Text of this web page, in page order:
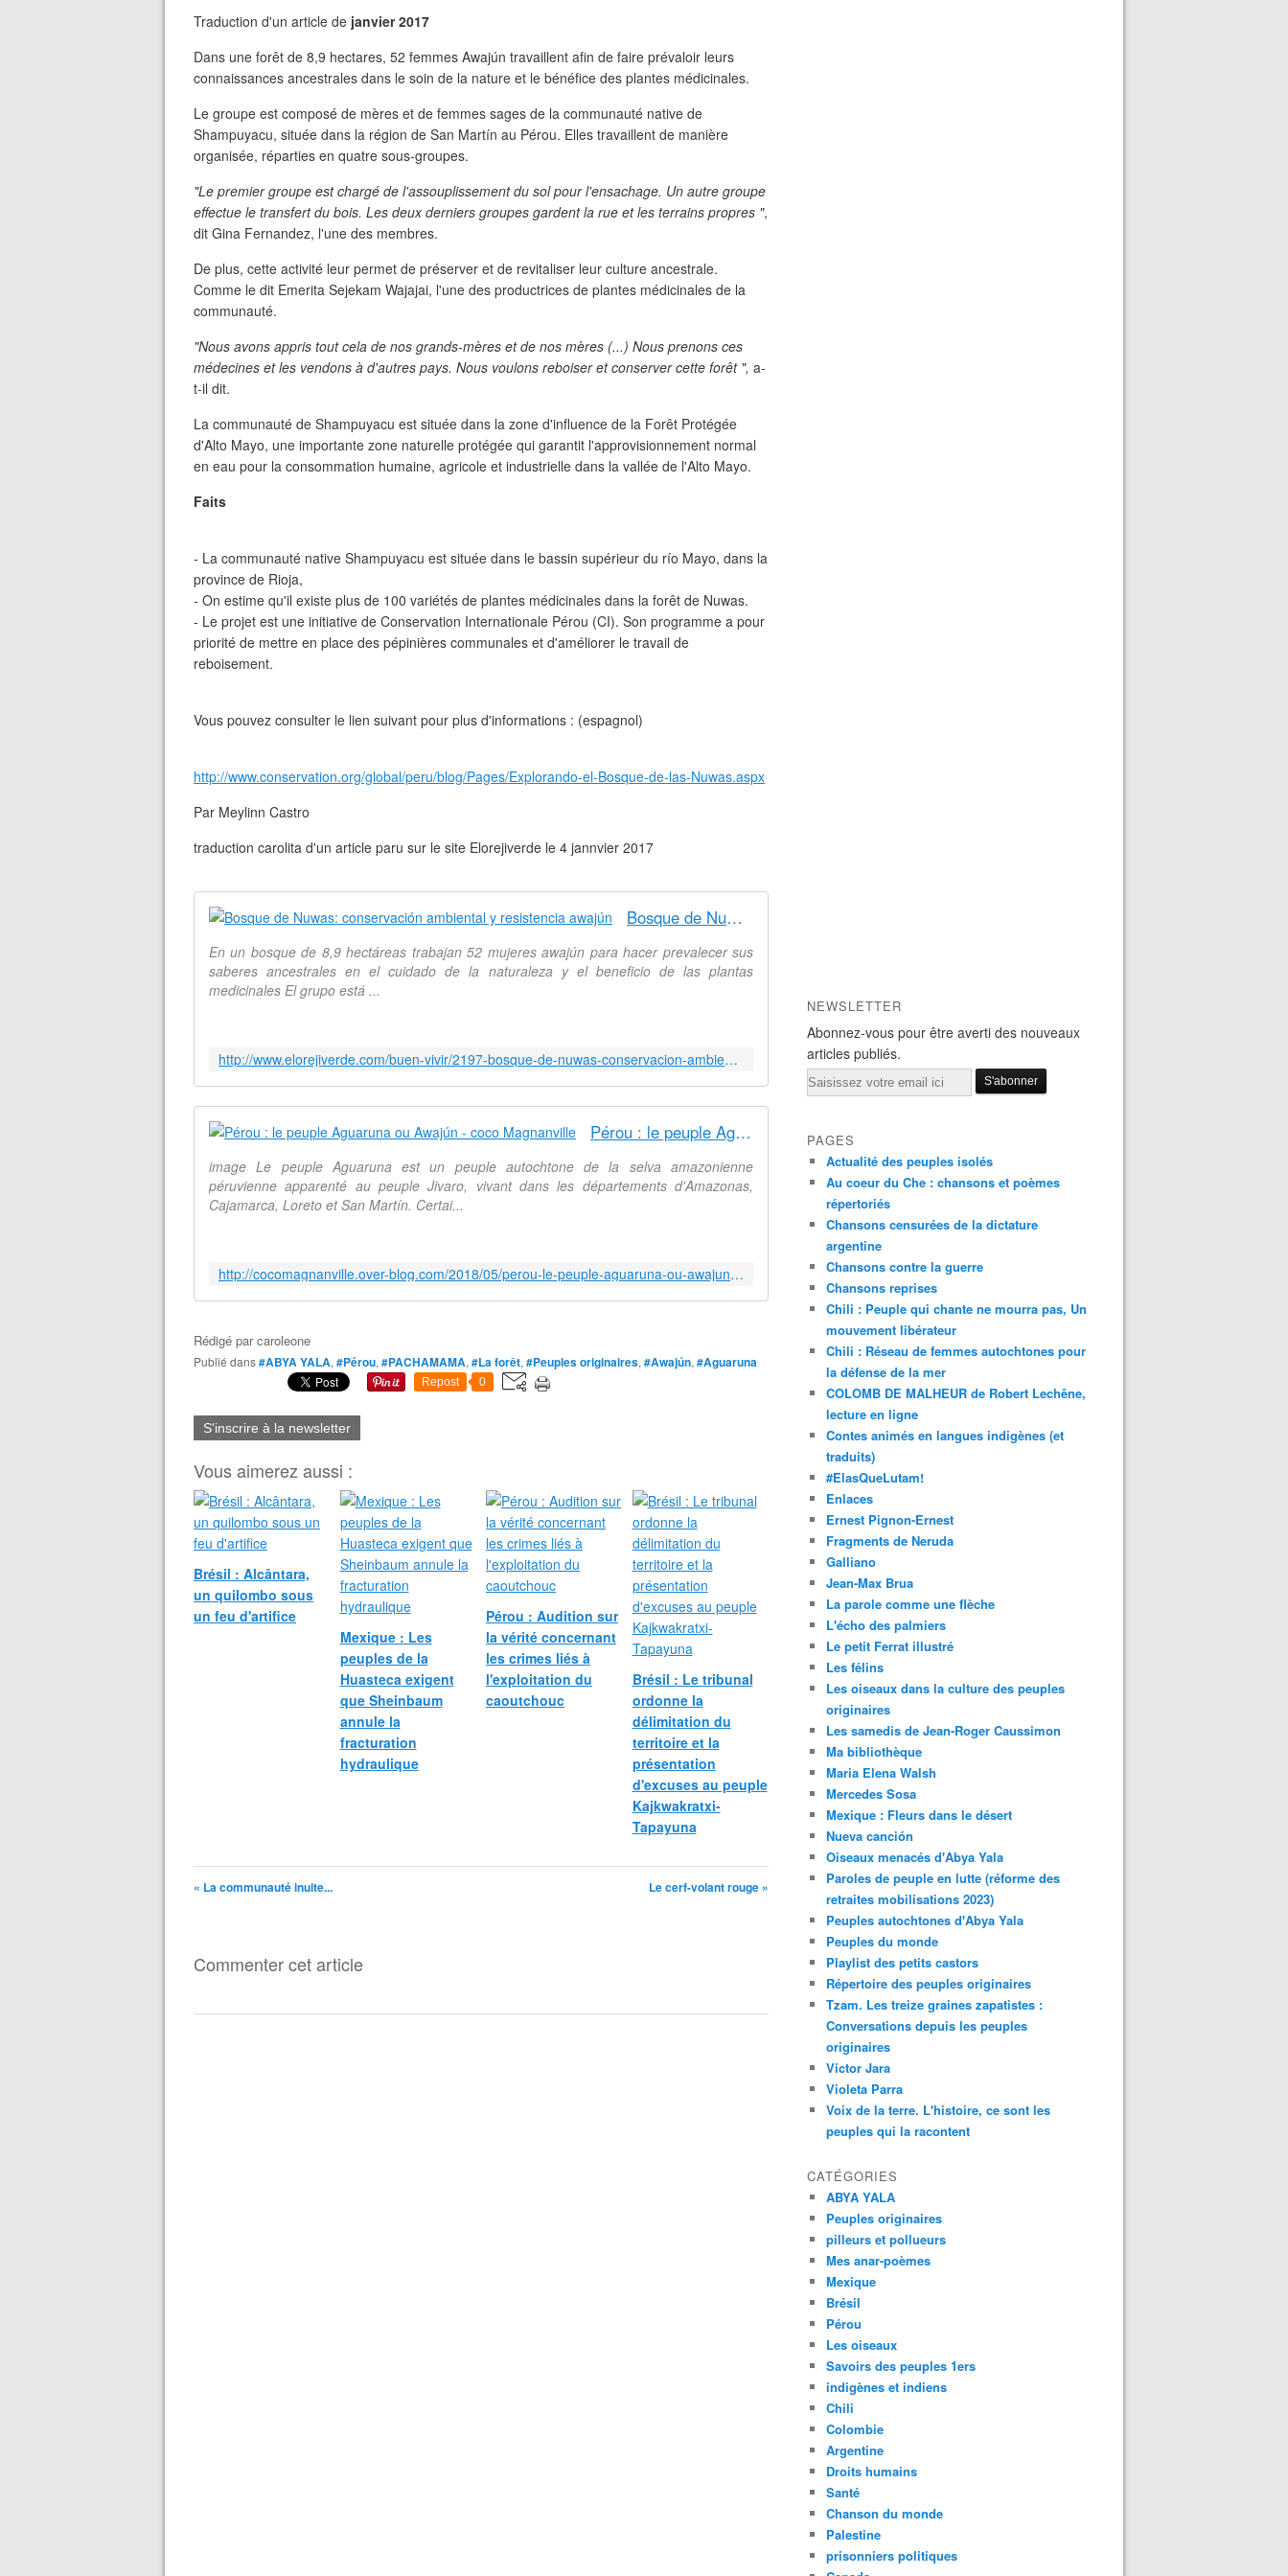
Traduction d'un article de janvier 2017
Dans une forêt de 8,9 hectares, 52 femmes Awajún travaillent afin de faire prévaloir leurs
connaissances ancestrales dans le soin de la nature et le bénéfice des plantes médicinales.
Le groupe est composé de mères et de femmes sages de la communauté native de
Shampuyacu, située dans la région de San Martín au Pérou. Elles travaillent de manière
organisée, réparties en quatre sous-groupes.
"Le premier groupe est chargé de l'assouplissement du sol pour l'ensachage. Un autre groupe
effectue le transfert du bois. Les deux derniers groupes gardent la rue et les terrains propres ",
dit Gina Fernandez, l'une des membres.
De plus, cette activité leur permet de préserver et de revitaliser leur culture ancestrale.
Comme le dit Emerita Sejekam Wajajai, l'une des productrices de plantes médicinales de la
communauté.
"Nous avons appris tout cela de nos grands-mères et de nos mères (...) Nous prenons ces
médecines et les vendons à d'autres pays. Nous voulons reboiser et conserver cette forêt ", a-
t-il dit.
La communauté de Shampuyacu est située dans la zone d'influence de la Forêt Protégée
d'Alto Mayo, une importante zone naturelle protégée qui garantit l'approvisionnement normal
en eau pour la consommation humaine, agricole et industrielle dans la vallée de l'Alto Mayo.
Faits
- La communauté native Shampuyacu est située dans le bassin supérieur du río Mayo, dans la
province de Rioja,
- On estime qu'il existe plus de 100 variétés de plantes médicinales dans la forêt de Nuwas.
- Le projet est une initiative de Conservation Internationale Pérou (CI). Son programme a pour
priorité de mettre en place des pépinières communales et d'améliorer le travail de
reboisement.
Vous pouvez consulter le lien suivant pour plus d'informations : (espagnol)
http://www.conservation.org/global/peru/blog/Pages/Explorando-el-Bosque-de-las-Nuwas.aspx
Par Meylinn Castro
traduction carolita d'un article paru sur le site Elorejiverde le 4 jannvier 2017
Bosque de Nuwas: conservación ambiental y resistencia awajún
En un bosque de 8,9 hectáreas trabajan 52 mujeres awajún para hacer prevalecer sus
saberes ancestrales en el cuidado de la naturaleza y el beneficio de las plantas
medicinales El grupo está ...
http://www.elorejiverde.com/buen-vivir/2197-bosque-de-nuwas-conservacion-ambiental-y-resistencia-awajun
Pérou : le peuple Aguaruna ou Awajún - coco Magnanville
image Le peuple Aguaruna est un peuple autochtone de la selva amazonienne
péruvienne apparenté au peuple Jivaro, vivant dans les départements d'Amazonas,
Cajamarca, Loreto et San Martín. Certai...
http://cocomagnanville.over-blog.com/2018/05/perou-le-peuple-aguaruna-ou-awajun.html
Rédigé parcaroleone
Publié dans#ABYA YALA, #Pérou, #PACHAMAMA, #La forêt, #Peuples originaires, #Awajún, #Aguaruna
Repost 0
S'inscrire à la newsletter
Vous aimerez aussi :
Brésil : Alcântara,
un quilombo sous
un feu d'artifice
Mexique : Les
peuples de la
Huasteca exigent
que Sheinbaum
annule la
fracturation
hydraulique
Pérou : Audition sur
la vérité concernant
les crimes liés à
l'exploitation du
caoutchouc
Brésil : Le tribunal
ordonne la
délimitation du
territoire et la
présentation
d'excuses au peuple
Kajkwakratxi-
Tapayuna
« La communauté inuite... Le cerf-volant rouge »
Commenter cet article
NEWSLETTER
Abonnez-vous pour être averti des nouveaux
articles publiés.
Email
PAGES
Actualité des peuples isolés
Au coeur du Che : chansons et poèmes
répertoriés
Chansons censurées de la dictature
argentine
Chansons contre la guerre
Chansons reprises
Chili : Peuple qui chante ne mourra pas, Un
mouvement libérateur
Chili : Réseau de femmes autochtones pour
la défense de la mer
COLOMB DE MALHEUR de Robert Lechêne,
lecture en ligne
Contes animés en langues indigènes (et
traduits)
#ElasQueLutam!
Enlaces
Ernest Pignon-Ernest
Fragments de Neruda
Galliano
Jean-Max Brua
La parole comme une flèche
L'écho des palmiers
Le petit Ferrat illustré
Les félins
Les oiseaux dans la culture des peuples
originaires
Les samedis de Jean-Roger Caussimon
Ma bibliothèque
Maria Elena Walsh
Mercedes Sosa
Mexique : Fleurs dans le désert
Nueva canción
Oiseaux menacés d'Abya Yala
Paroles de peuple en lutte (réforme des
retraites mobilisations 2023)
Peuples autochtones d'Abya Yala
Peuples du monde
Playlist des petits castors
Répertoire des peuples originaires
Tzam. Les treize graines zapatistes :
Conversations depuis les peuples
originaires
Victor Jara
Violeta Parra
Voix de la terre. L'histoire, ce sont les
peuples qui la racontent
CATÉGORIES
ABYA YALA
Peuples originaires
pilleurs et pollueurs
Mes anar-poèmes
Mexique
Brésil
Pérou
Les oiseaux
Savoirs des peuples 1ers
indigènes et indiens
Chili
Colombie
Argentine
Droits humains
Santé
Chanson du monde
Palestine
prisonniers politiques